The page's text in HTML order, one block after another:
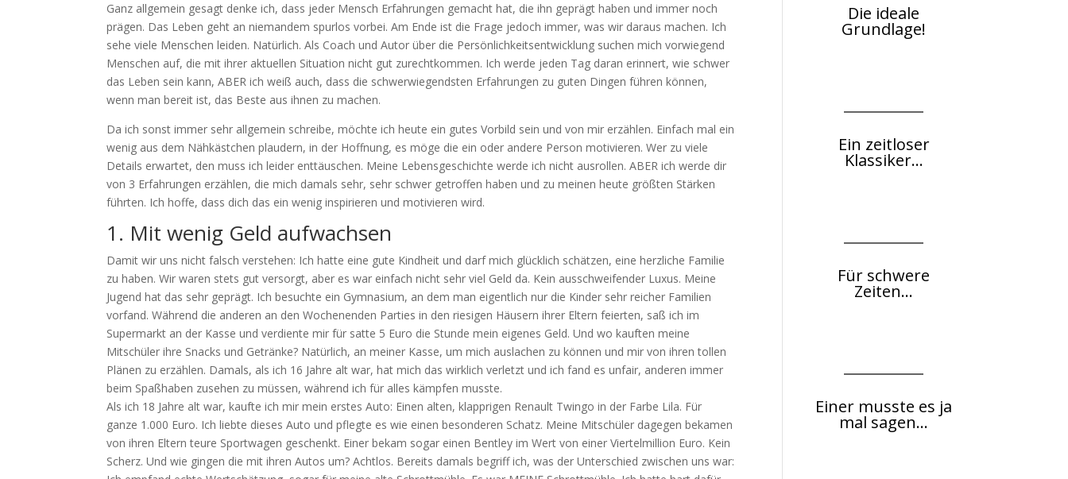
Ganz allgemein gesagt denke ich, dass jeder Mensch Erfahrungen gemacht hat, die ihn geprägt haben und immer noch
prägen. Das Leben geht an niemandem spurlos vorbei. Am Ende ist die Frage jedoch immer, was wir daraus machen. Ich
sehe viele Menschen leiden. Natürlich. Als Coach und Autor über die Persönlichkeitsentwicklung suchen mich vorwiegend
Menschen auf, die mit ihrer aktuellen Situation nicht gut zurechtkommen. Ich werde jeden Tag daran erinnert, wie schwer
das Leben sein kann, ABER ich weiß auch, dass die schwerwiegendsten Erfahrungen zu guten Dingen führen können,
wenn man bereit ist, das Beste aus ihnen zu machen.
Da ich sonst immer sehr allgemein schreibe, möchte ich heute ein gutes Vorbild sein und von mir erzählen. Einfach mal ein
wenig aus dem Nähkästchen plaudern, in der Hoffnung, es möge die ein oder andere Person motivieren. Wer zu viele
Details erwartet, den muss ich leider enttäuschen. Meine Lebensgeschichte werde ich nicht ausrollen. ABER ich werde dir
von 3 Erfahrungen erzählen, die mich damals sehr, sehr schwer getroffen haben und zu meinen heute größten Stärken
führten. Ich hoffe, dass dich das ein wenig inspirieren und motivieren wird.
1. Mit wenig Geld aufwachsen
Damit wir uns nicht falsch verstehen: Ich hatte eine gute Kindheit und darf mich glücklich schätzen, eine herzliche Familie
zu haben. Wir waren stets gut versorgt, aber es war einfach nicht sehr viel Geld da. Kein ausschweifender Luxus. Meine
Jugend hat das sehr geprägt. Ich besuchte ein Gymnasium, an dem man eigentlich nur die Kinder sehr reicher Familien
vorfand. Während die anderen an den Wochenenden Parties in den riesigen Häusern ihrer Eltern feierten, saß ich im
Supermarkt an der Kasse und verdiente mir für satte 5 Euro die Stunde mein eigenes Geld. Und wo kauften meine
Mitschüler ihre Snacks und Getränke? Natürlich, an meiner Kasse, um mich auslachen zu können und mir von ihren tollen
Plänen zu erzählen. Damals, als ich 16 Jahre alt war, hat mich das wirklich verletzt und ich fand es unfair, anderen immer
beim Spaßhaben zusehen zu müssen, während ich für alles kämpfen musste.
Als ich 18 Jahre alt war, kaufte ich mir mein erstes Auto: Einen alten, klapprigen Renault Twingo in der Farbe Lila. Für
ganze 1.000 Euro. Ich liebte dieses Auto und pflegte es wie einen besonderen Schatz. Meine Mitschüler dagegen bekamen
von ihren Eltern teure Sportwagen geschenkt. Einer bekam sogar einen Bentley im Wert von einer Viertelmillion Euro. Kein
Scherz. Und wie gingen die mit ihren Autos um? Achtlos. Bereits damals begriff ich, was der Unterschied zwischen uns war:
Die ideale
Grundlage!
Ein zeitloser
Klassiker...
Für schwere
Zeiten...
Einer musste es ja
mal sagen...